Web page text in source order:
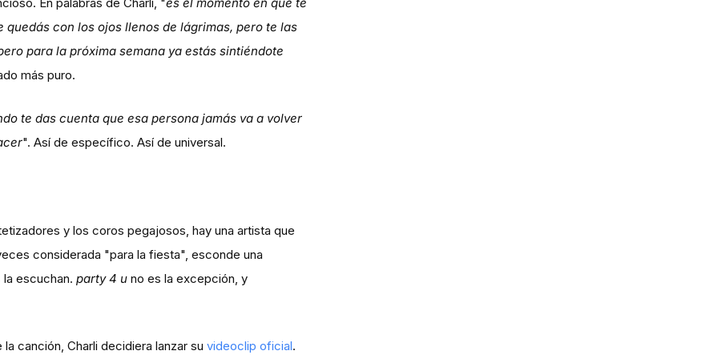
con los ojos llenos de lágrimas, pero te las
para la próxima semana ya estás sintiéndote
más puro.
te das cuenta que esa persona jamás va a volver
". Así de específico. Así de universal.
y los coros pegajosos, hay una artista que
considerada "para la fiesta", esconde una
escuchan. party 4 u no es la excepción, y
canción, Charli decidiera lanzar su videoclip oficial.